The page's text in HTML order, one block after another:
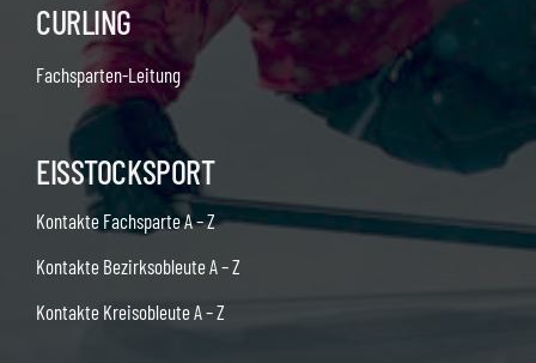
CURLING
Fachsparten-Leitung
EISSTOCKSPORT
Kontakte Fachsparte A – Z
Kontakte Bezirksobleute A – Z
Kontakte Kreisobleute A – Z